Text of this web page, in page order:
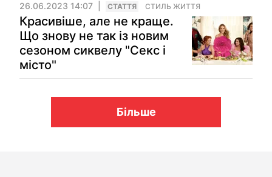
26.06.2023 14:07 СТАТТЯ СТИЛЬ ЖИТТЯ
Красивіше, але не краще.
Що знову не так із новим
сезоном сиквелу "Секс і
місто"
Більше